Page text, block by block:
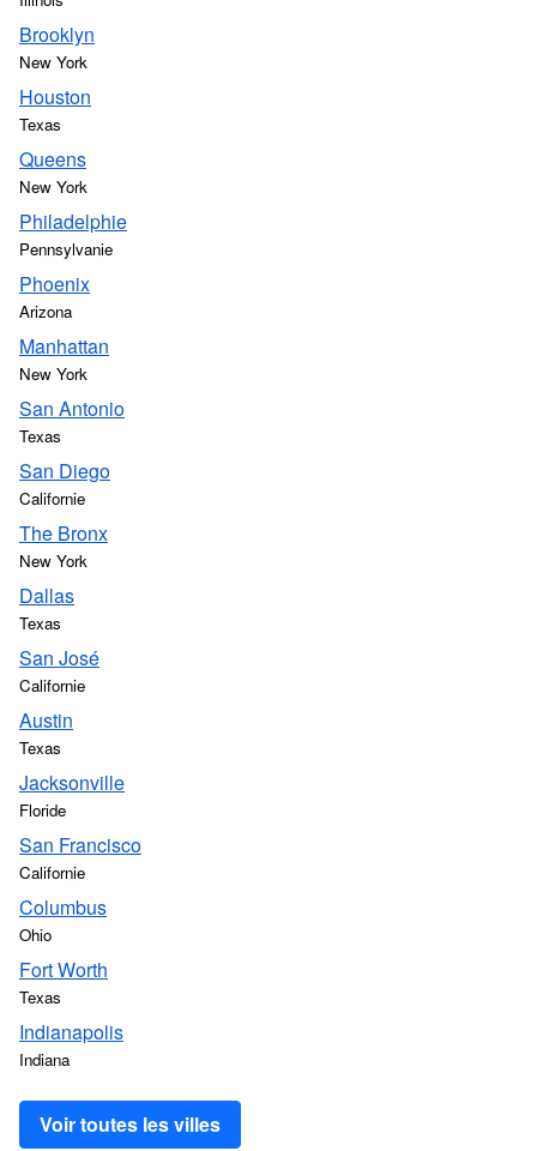
Brooklyn
New York
Houston
Texas
Queens
New York
Philadelphie
Pennsylvanie
Phoenix
Arizona
Manhattan
New York
San Antonio
Texas
San Diego
Californie
The Bronx
New York
Dallas
Texas
San José
Californie
Austin
Texas
Jacksonville
Floride
San Francisco
Californie
Columbus
Ohio
Fort Worth
Texas
Indianapolis
Indiana
Voir toutes les villes